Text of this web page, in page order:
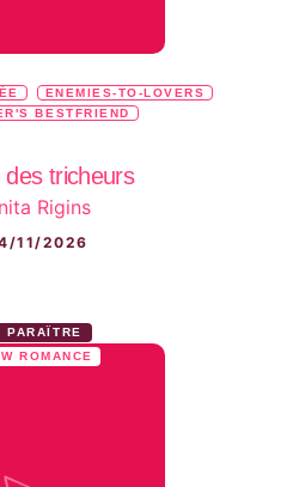
ENEMIES-TO-LOVERS
BESTFRIEND
des tricheurs
Rigins
11/2026
PARAÎTRE
ROMANCE